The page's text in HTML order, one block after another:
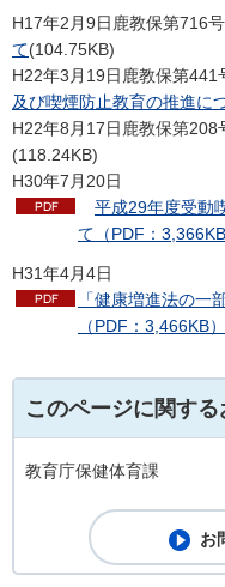
H17年2月9日鹿教保第716号
て(104.75KB)
H22年3月19日鹿教保第441
及び喫煙防止教育の推進に
H22年8月17日鹿教保第208
(118.24KB)
H30年7月20日
平成29年度受動
て（PDF：3,366KB
H31年4月4日
「健康増進法の一
（PDF：3,466KB）
このページに関す
教育庁保健体育課